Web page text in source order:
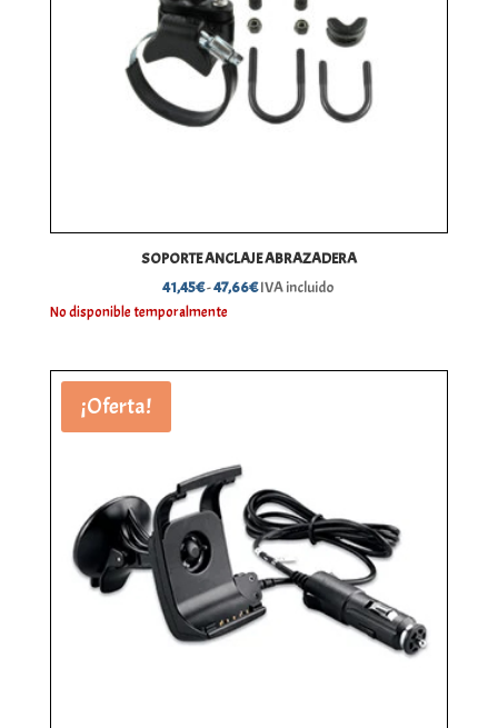
SOPORTE ANCLAJE ABRAZADERA
41,45€-47,66€Rango
IVA incluido
No disponible temporalmente
¡Oferta!